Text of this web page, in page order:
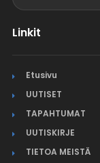
Linkit
Etusivu
UUTISET
TAPAHTUMAT
UUTISKIRJE
TIETOA MEISTÄ